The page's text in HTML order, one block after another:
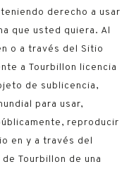
derecho a usar
que usted quiera. Al
o a través del Sitio
a Tourbillon licencia
de sublicencia,
para usar,
reproducir
en y a través del
Tourbillon de una